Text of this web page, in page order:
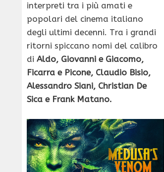
interpreti tra i più amati e
popolari del cinema italiano
degli ultimi decenni. Tra i grandi
ritorni spiccano nomi del calibro
di Aldo, Giovanni e Giacomo,
Ficarra e Picone, Claudio Bisio,
Alessandro Siani, Christian De
Sica e Frank Matano.